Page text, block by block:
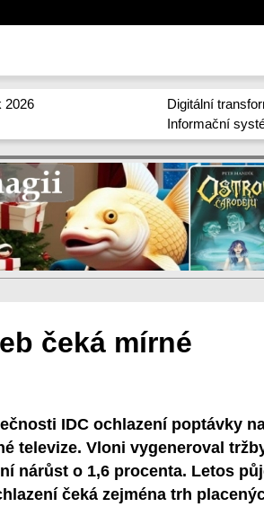
2026
Digitální
Informační
čeká mírné
IDC ochlazení poptávky
televize. Vloni vygeneroval
nárůst o 1,6 procenta. Letos
čeká zejména trh